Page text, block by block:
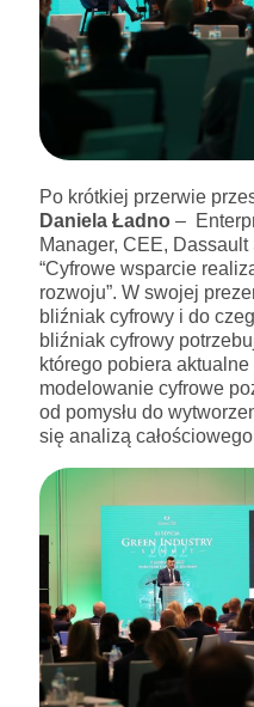
Po krótkiej przerwie
Daniela Ładno –
Manager, CEE, Dassault
“Cyfrowe wsparcie
rozwoju”. W swojej
bliźniak cyfrowy i do
bliźniak cyfrowy
którego pobiera
modelowanie cyfrowe
od pomysłu do
się analizą